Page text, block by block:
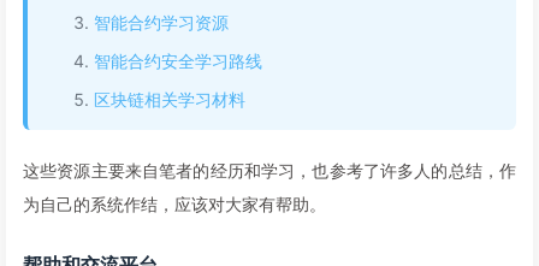
智能合约学习资源
智能合约安全学习路线
区块链相关学习材料
这些资源主要来自笔者的经历和学习，也参考了许多人的总结，作
为自己的系统作结，应该对大家有帮助。